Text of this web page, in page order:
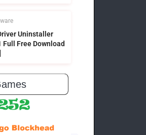
Uninstaller
Full Free Download